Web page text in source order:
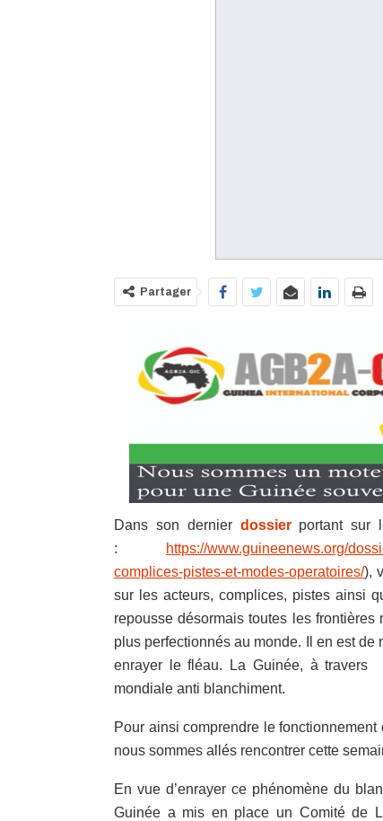
Partager
Dans son dernier dossierportant sur
:
https://www.guineenews.org/
complices-pistes-et-modes-operatoires/),
sur les acteurs, complices, pistes ainsi
repousse désormais toutes les
plus perfectionnés au monde. Il en est
enrayer le fléau. La Guinée, à travers
mondiale anti blanchiment.
Pour ainsi comprendre le
nous sommes allés rencontrer cette
En vue d’enrayer ce phénomène du
Guinée a mis en place un Comité de